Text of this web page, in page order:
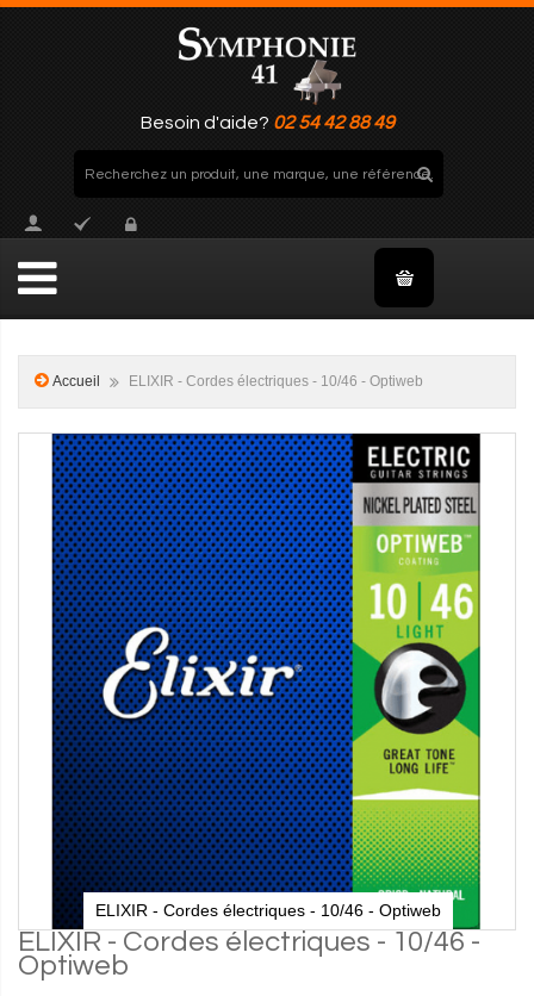
Besoin d'aide? 02 54 42 88 49
Accueil ELIXIR - Cordes électriques - 10/46 - Optiweb
ELIXIR - Cordes électriques - 10/46 - Optiweb
ELIXIR - Cordes électriques - 10/46 -
Optiweb